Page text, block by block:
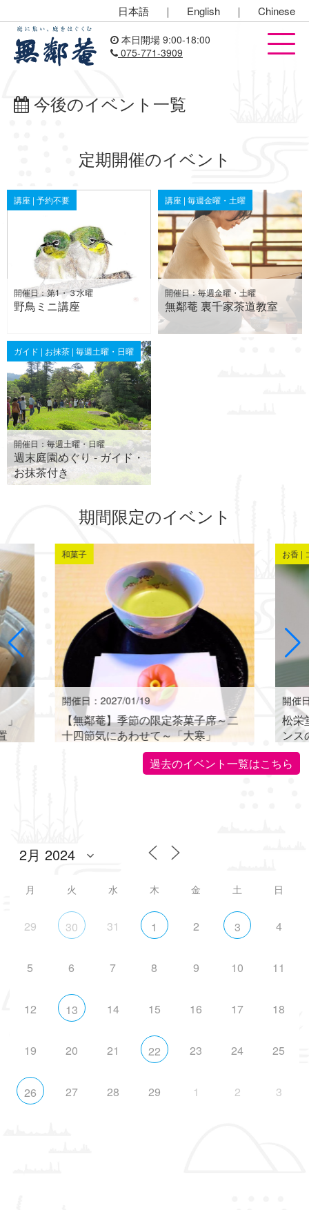
日本語 ｜ English ｜ Chinese
本日開場 9:00-18:00
075-771-3909
今後のイベント一覧
定期開催のイベント
講座 | 予約不要
開催日：第1・３水曜
野鳥ミニ講座
講座 | 毎週金曜・土曜
開催日：毎週金曜・土曜
無鄰菴 裏千家茶道教室
ガイド | お抹茶 | 毎週土曜・日曜
開催日：毎週土曜・日曜
週末庭園めぐり - ガイド・
お抹茶付き
期間限定のイベント
和菓子
開催日：2027/01/19
【無鄰菴】季節の限定茶菓子席～二
十四節気にあわせて～「大寒」
お香 |
開催
松栄
ンス
世界
過去のイベント一覧はこちら
月 火 水 木 金 土 日
29 30 31 1 2 3 4
5 6 7 8 9 10 11
12 13 14 15 16 17 18
19 20 21 22 23 24 25
26 27 28 29 1 2 3